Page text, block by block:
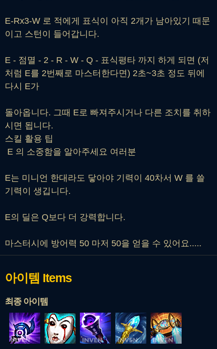
E-Rx3-W 로 적에게 표식이 아직 2개가 남아있기 때문
이고 스턴이 들어갑니다.
E - 점멸 - 2 - R - W - Q - 표식평타 까지 하게 되면 (저
처럼 E를 2번째로 마스터한다면) 2초~3초 정도 뒤에
다시 E가
돌아옵니다. 그때 E로 빠져주시거나 다른 조치를 취하
시면 됩니다.
스킬 활용 팁
E 의 소중함을 알아주세요 여러분
E는 미니언 한대라도 닿아야 기력이 40차서 W 를 쓸
기력이 생깁니다.
E의 딜은 Q보다 더 강력합니다.
마스터시에 방어력 50 마저 50을 얻을 수 있어요.....
아이템 Items
최종 아이템